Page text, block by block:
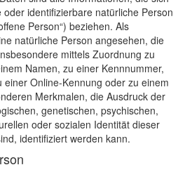
identifizierbare natürliche Person
Person“) beziehen. Als
natürliche Person angesehen, die
mittels Zuordnung zu
Namen, zu einer Kennnummer,
einer Online-Kennung oder zu einem
Merkmalen, die Ausdruck der
genetischen, psychischen,
oder sozialen Identität dieser
identifiziert werden kann.